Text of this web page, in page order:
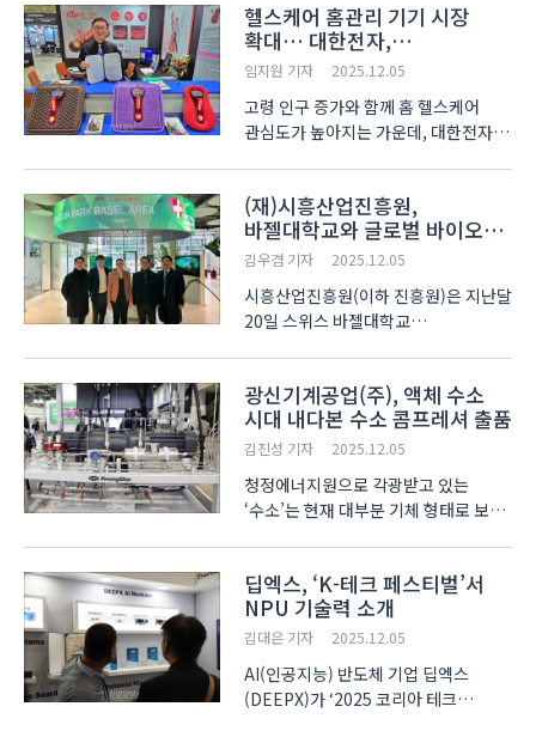
공개했다. 이 제품은 냉동 및 공조
설비의 증발기, 응축기, 칠러 등 다양한
장비 요구에 대응하도록..
헬스케어 홈관리 기기 시장
확대… 대한전자,
발명특허대전서
임지원 기자 2025.12.05
고령 인구 증가와 함께 홈 헬스케어
관심도가 높아지는 가운데, 대한전자가
‘2025 대한민국 발명특허대전
(KINPEX)’에서 한국경제인협회장상을
수상하며 원천기술과 구조 설계 ..
(재)시흥산업진흥원,
바젤대학교와 글로벌 바이오
클러스터 구축 협력
김우겸 기자 2025.12.05
시흥산업진흥원(이하 진흥원)은 지난달
20일 스위스 바젤대학교
체결했다고 5일 밝혔다. 이번 협약은 양
기관이 협업 체계를 구축해 바이오 기업
및 스타트업을 지원하고 ..
광신기계공업(주), 액체 수소
시대 내다본 수소 콤프레셔 출품
김진성 기자 2025.12.05
청정에너지원으로 각광받고 있는
‘수소’는 현재 대부분 기체 형태로 보관‧
뿐만 아니라 운송 경제성 증가‧
저압에서의 저장 가능‧순도 향상 등의
효과를 거둘 수 있다...
딥엑스, ‘K-테크 페스티벌’서
NPU 기술력 소개
김대은 기자 2025.12.05
AI(인공지능) 반도체 기업 딥엑스
(DEEPX)가 ‘2025 코리아 테크